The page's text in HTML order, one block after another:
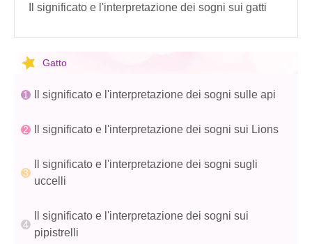
Il significato e l'interpretazione dei sogni sui gatti
Gatto
Il significato e l'interpretazione dei sogni sulle api
Il significato e l'interpretazione dei sogni sui Lions
Il significato e l'interpretazione dei sogni sugli
uccelli
Il significato e l'interpretazione dei sogni sui
pipistrelli